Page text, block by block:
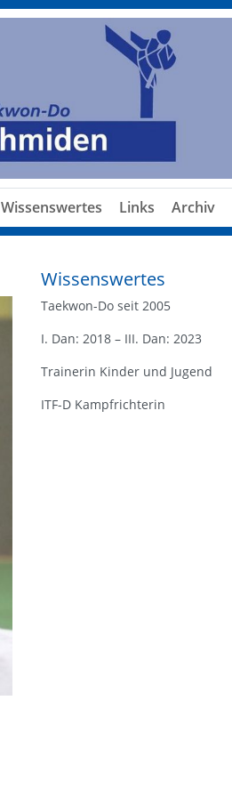
Wissenswertes Links Archiv
Wissenswertes
Taekwon-Do seit 2005
I. Dan: 2018 – III. Dan: 2023
Trainerin Kinder und Jugend
ITF-D Kampfrichterin